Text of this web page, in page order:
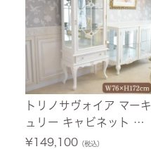
トリノサヴォイア マーキ
ュリー キャビネット ホ
ワイト 幅76cm 【送料無
¥149,100（税込）